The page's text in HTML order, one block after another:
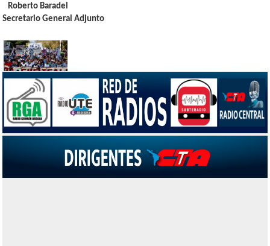
Roberto Baradel
Secretario General Adjunto